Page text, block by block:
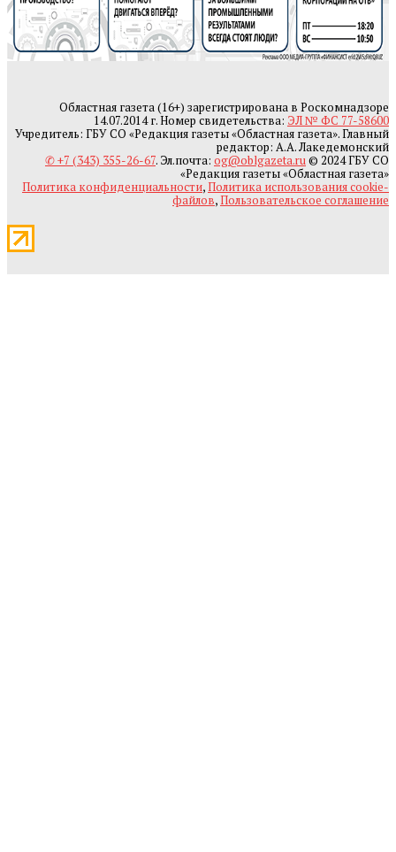
Областная газета (16+) зарегистрирована в Роскомнадзоре
14.07.2014 г. Номер свидетельства: ЭЛ № ФС 77-58600
Учредитель: ГБУ СО «Редакция газеты «Областная газета». Главный
редактор: А.А. Лакедемонский
✆ +7 (343) 355-26-67. Эл.почта: og@oblgazeta.ru© 2024 ГБУ СО
«Редакция газеты «Областная газета»
Политика конфиденциальности,Политика использования cookie-
файлов,Пользовательское соглашение